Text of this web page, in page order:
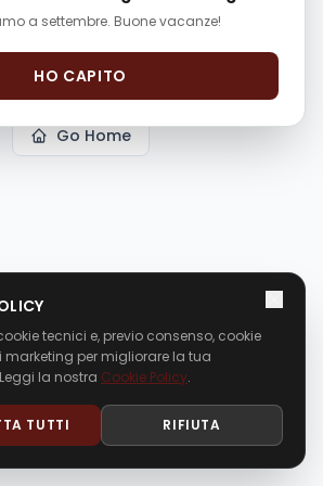
ypsilon-134051"could not be
in this application.
Go Home
tecnici e, previo consenso, cookie
marketing per migliorare la tua
la nostra Cookie Policy.
TUTTI RIFIUTA
a settembre. Buone vacanze!
HO CAPITO